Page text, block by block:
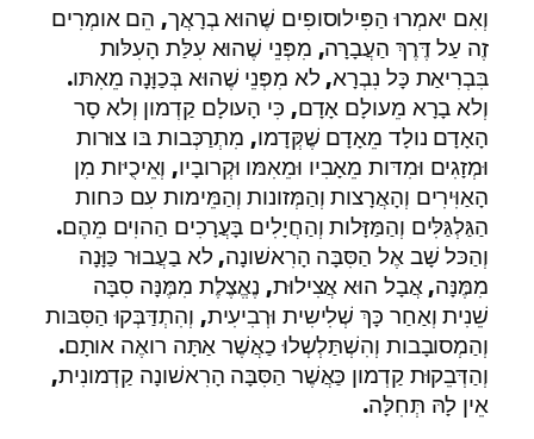
וְאִם יאמְרוּ הַפִּילוסופִים שֶׁהוּא בְרָאֲך, הֵם אומְרִים
זֶה עַל דֶּרֶךְ הַעֲבָרָה, מִפְּנֵי שֶׁהוּא עִלַּת הָעִלּות
בִּבְרִיאַת כָּל נִבְרָא, לא מִפְּנֵי שֶׁהוּא בְּכַוָּנָה מֵאִתּו.
וְלא בָרָא מֵעולָם אָדָם, כִּי הָעולָם קַדְמון וְלא סָר
הָאָדָם נולָד מֵאָדָם שֶׁקְּדָמו, מִתְרַכְּבות בּו צוּרות
וּמְזָגִים וּמִדּות מֵאָבִיו וּמֵאִמּו וּקְרובָיו, וְאֵיכֻיּות מִן
הָאַוִּירִים וְהָאֲרָצות וְהַמְּזונות וְהַמֵּימות עִם כּחות
הַגַּלְגַּלִּים וְהַמַּזָּלות וְהַחֲיָלִים בָּעֲרָכִים הַהוִים מֵהֶם.
וְהַכּל שָׁב אֶל הַסִּבָּה הָרִאשׁונָה, לא בַעֲבוּר כַּוָּנָה
מִמֶּנָּה, אֲבָל הוּא אֲצִילוּת, נֶאֱצֶלֶת מִמֶּנָּה סִבָּה
שֵׁנִית וְאַחַר כָּךְ שְׁלִישִית וּרְבִיעִית, וְהִתְדַּבְּקוּ הַסִּבּות
וְהַמְסובָבות וְהִשְׁתַּלְשְלוּ כַאֲשֶׁר אַתָּה רואֶה אותָם.
וְהַדְּבֵקוּת קַדְמון כַּאֲשֶׁר הַסִּבָּה הָרִאשׁונָה קַדְמונִית,
אֵין לָהּ תְּחִלָּה.